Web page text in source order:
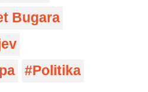
Bugara
Politika